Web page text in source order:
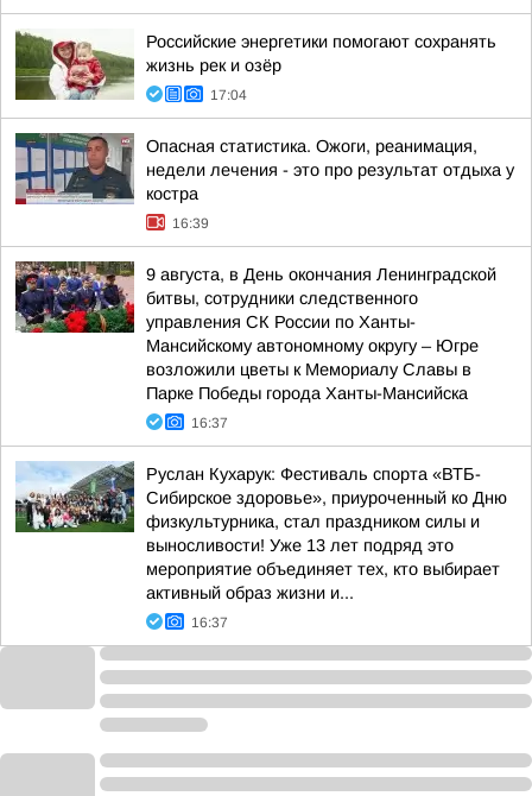
Российские энергетики помогают сохранять
жизнь рек и озёр
17:04
Опасная статистика. Ожоги, реанимация,
недели лечения - это про результат отдыха у
костра
16:39
9 августа, в День окончания Ленинградской
битвы, сотрудники следственного
управления СК России по Ханты-
Мансийскому автономному округу – Югре
возложили цветы к Мемориалу Славы в
Парке Победы города Ханты-Мансийска
16:37
Руслан Кухарук: Фестиваль спорта «ВТБ-
Сибирское здоровье», приуроченный ко Дню
физкультурника, стал праздником силы и
выносливости! Уже 13 лет подряд это
мероприятие объединяет тех, кто выбирает
активный образ жизни и...
16:37